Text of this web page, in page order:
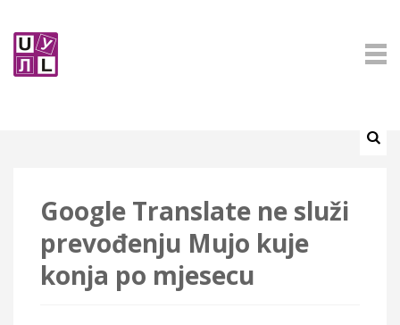
Google Translate ne služi
prevođenju Mujo kuje
konja po mjesecu